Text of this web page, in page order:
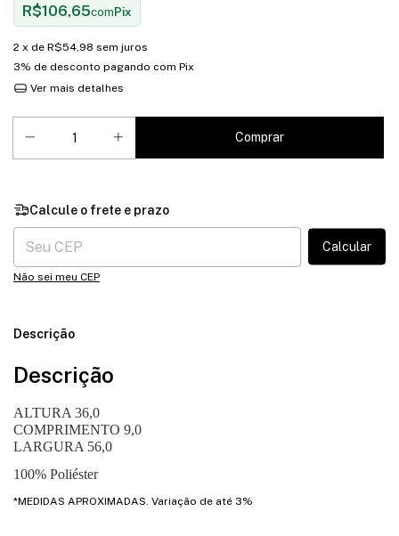
R$106,65com Pix
2 x de R$54,98 sem juros
3% de desconto pagando com Pix
Ver mais detalhes
Entregas para o CEP:
Calcular
Não sei meu CEP
Descrição
Descrição
ALTURA 36,0
COMPRIMENTO 9,0
LARGURA 56,0
100% Poliéster
*MEDIDAS APROXIMADAS. Variação de até 3%